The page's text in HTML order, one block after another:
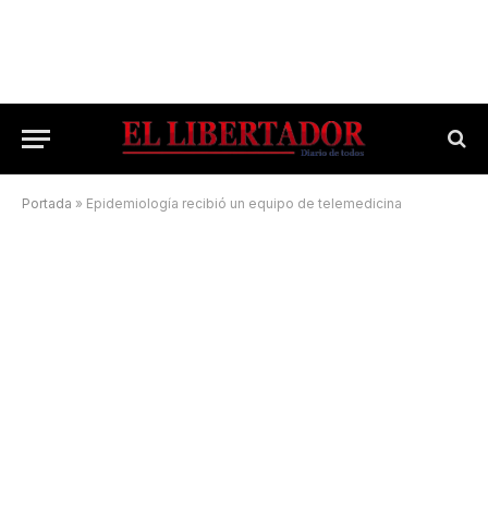
Portada » Epidemiología recibió un equipo de telemedicina